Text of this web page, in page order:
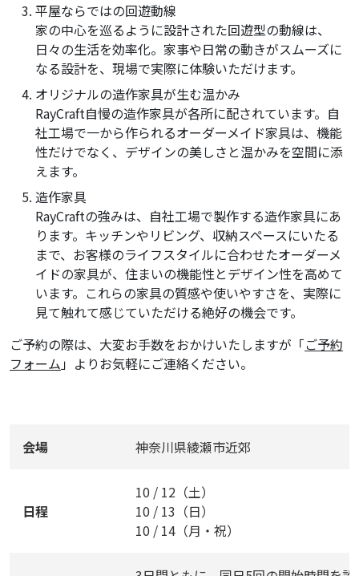
平屋ならではの回遊動線
家の中心を巡るように設計された回遊型の動線は、
日々の生活を効率化。家事や日常の動きがスムーズに
なる設計を、現場で実際に体験いただけます。
オリジナルの造作家具が生む温かみ
RayCraft自慢の造作家具が各所に配されています。自
社工場で一から作られるオーダーメイド家具は、機能
性だけでなく、デザインの美しさと温かみを空間に添
えます。
造作家具
RayCraftの強みは、自社工場で製作する造作家具にあ
ります。キッチンやリビング、収納スペースにいたる
まで、お客様のライフスタイルに合わせたオーダーメ
イドの家具が、住まいの機能性とデザイン性を高めて
います。これらの家具の質感や使いやすさを、実際に
見て触れて感じていただける絶好の機会です。
ご予約の際は、大変お手数をおかけいたしますが「ご予約
フォーム」よりお気軽にご連絡ください。
会場 神奈川県綾瀬市近郊
日程
10 / 12（土）
10 / 13（日）
10 / 14（月・祝）